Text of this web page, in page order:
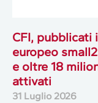
CFI,
europeo
e oltre 18
attivati
31 Luglio 2026